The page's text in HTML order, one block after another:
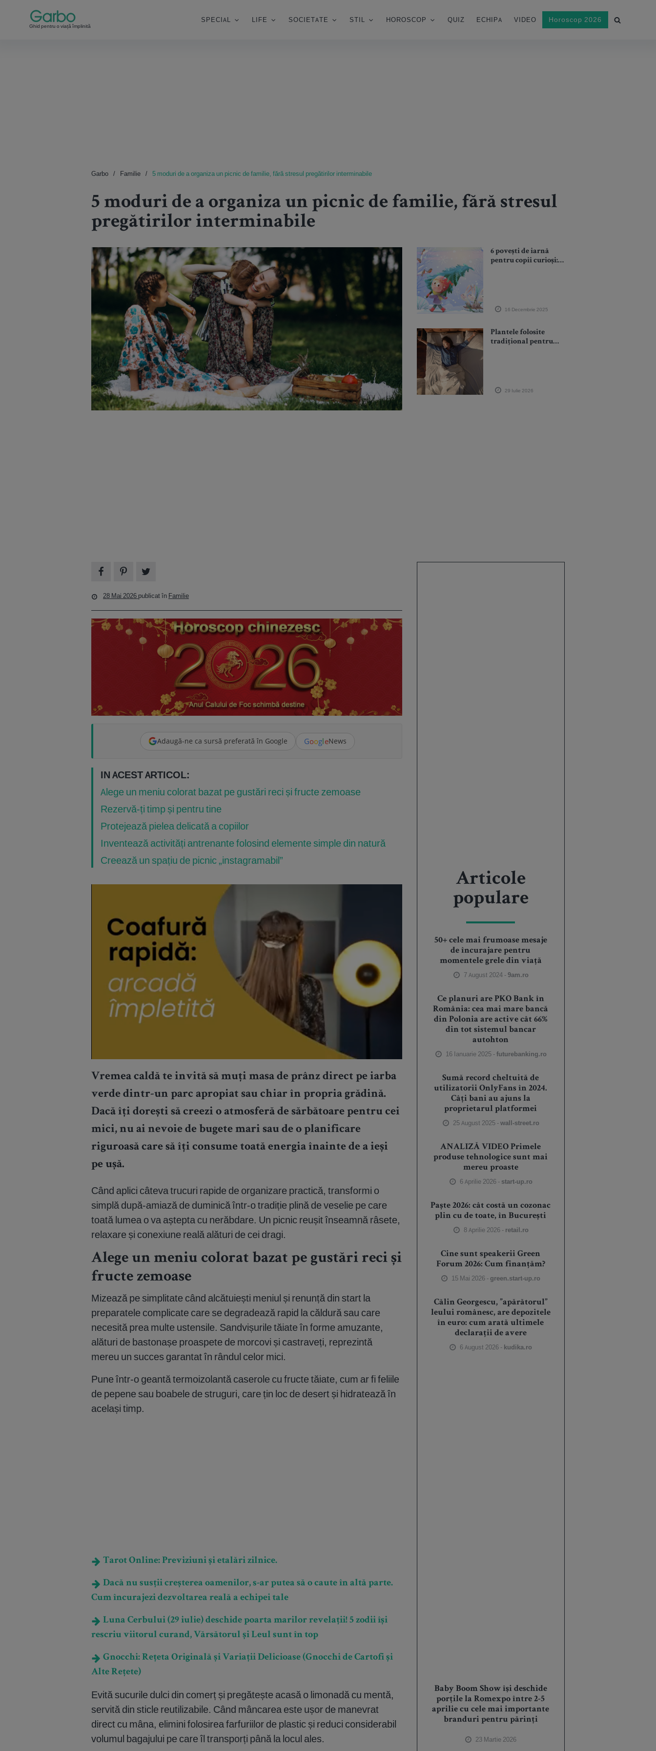
Ghid pentru o viață împlinită
SPECIAL LIFE SOCIETATE STIL HOROSCOP QUIZ ECHIPA VIDEO Horoscop 2026
Garbo Familie 5 moduri de a organiza un picnic de familie, fără stresul pregătirilor interminabile
5 moduri de a organiza un picnic de familie, fără stresul
pregătirilor interminabile
6 povești de iarnă
pentru copii curioși:
16 Decembrie 2025
Plantele folosite
tradițional pentru
29 Iulie 2026
28 Mai 2026 publicat în Familie
Adaugă-ne ca sursă preferată în Google GoogleNews
IN ACEST ARTICOL:
Alege un meniu colorat bazat pe gustări reci și fructe zemoase
Rezervă-ți timp și pentru tine
Protejează pielea delicată a copiilor
Inventează activități antrenante folosind elemente simple din natură
Creează un spațiu de picnic „instagramabil”
Vremea caldă te invită să muți masa de prânz direct pe iarba
verde dintr-un parc apropiat sau chiar în propria grădină.
Dacă îți dorești să creezi o atmosferă de sărbătoare pentru cei
mici, nu ai nevoie de bugete mari sau de o planificare
riguroasă care să îți consume toată energia înainte de a ieși
pe ușă.
Când aplici câteva trucuri rapide de organizare practică, transformi o
simplă după-amiază de duminică într-o tradiție plină de veselie pe care
toată lumea o va aștepta cu nerăbdare. Un picnic reușit înseamnă râsete,
relaxare și conexiune reală alături de cei dragi.
Alege un meniu colorat bazat pe gustări reci și
fructe zemoase
Mizează pe simplitate când alcătuiești meniul și renunță din start la
preparatele complicate care se degradează rapid la căldură sau care
necesită prea multe ustensile. Sandvișurile tăiate în forme amuzante,
alături de bastonașe proaspete de morcovi și castraveți, reprezintă
mereu un succes garantat în rândul celor mici.
Pune într-o geantă termoizolantă caserole cu fructe tăiate, cum ar fi feliile
de pepene sau boabele de struguri, care țin loc de desert și hidratează în
același timp.
Tarot Online: Previziuni și etalări zilnice.
Dacă nu susții creșterea oamenilor, s-ar putea să o caute în altă parte.
Cum încurajezi dezvoltarea reală a echipei tale
Luna Cerbului (29 iulie) deschide poarta marilor revelații! 5 zodii își
rescriu viitorul curand, Vărsătorul și Leul sunt în top
Gnocchi: Rețeta Originală și Variații Delicioase (Gnocchi de Cartofi și
Alte Rețete)
Evită sucurile dulci din comerț și pregătește acasă o limonadă cu mentă,
servită din sticle reutilizabile. Când mâncarea este ușor de manevrat
direct cu mâna, elimini folosirea farfuriilor de plastic și reduci considerabil
volumul bagajului pe care îl transporți până la locul ales.
Articole
populare
50+ cele mai frumoase mesaje
de încurajare pentru
momentele grele din viață
7 August 2024 -9am.ro
Ce planuri are PKO Bank în
România: cea mai mare bancă
din Polonia are active cât 66%
din tot sistemul bancar
autohton
16 Ianuarie 2025 -futurebanking.ro
Sumă record cheltuită de
utilizatorii OnlyFans în 2024.
Câți bani au ajuns la
proprietarul platformei
25 August 2025 -wall-street.ro
ANALIZĂ VIDEO Primele
produse tehnologice sunt mai
mereu proaste
6 Aprilie 2026 - start-up.ro
Paște 2026: cât costă un cozonac
plin cu de toate, în București
8 Aprilie 2026 - retail.ro
Cine sunt speakerii Green
Forum 2026: Cum finanțăm?
15 Mai 2026 - green.start-up.ro
Călin Georgescu, ”apărătorul”
leului românesc, are depozitele
în euro: cum arată ultimele
declarații de avere
6 August 2026 - kudika.ro
Baby Boom Show îşi deschide
porţile la Romexpo între 2-5
aprilie cu cele mai importante
branduri pentru părinți
23 Martie 2026